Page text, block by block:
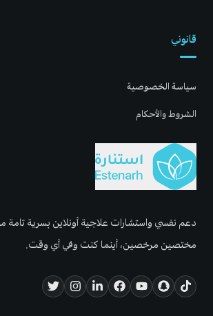
دعم نفسي واستشارات علاجية أونلاين بسرية تامة
مختصين مرخصين، أينما كنت وفي أي وقت.
قانوني
سياسة الخصوصية
الشروط والأحكام